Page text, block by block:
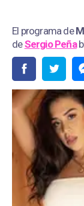
El programa de
deSergio Peña